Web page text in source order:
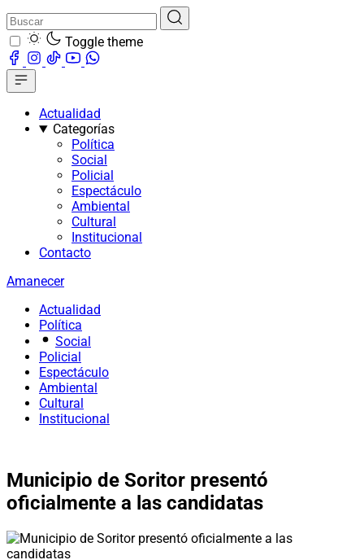
Toggle theme
Actualidad
Categorías
Política
Social
Policial
Espectáculo
Ambiental
Cultural
Institucional
Contacto
Amanecer
Actualidad
Política
Social
Policial
Espectáculo
Ambiental
Cultural
Institucional
Municipio de Soritor presentó
oficialmente a las candidatas